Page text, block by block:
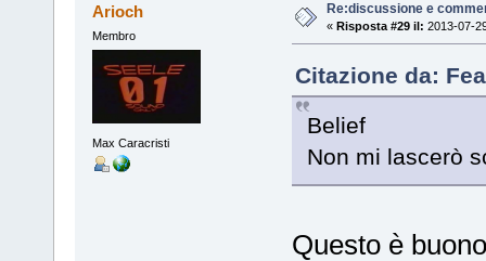
Arioch
Membro
Max Caracristi
Re:discussione e
« Risposta #29 il: 2013-07-
Citazione da:
Belief
Non mi lascerò
Questo è